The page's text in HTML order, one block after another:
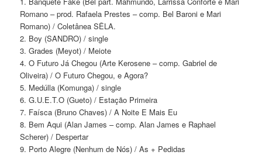
Romano – prod. Rafaela Prestes – comp. Bel Baroni e Mari
Romano) / Coletânea SÊLA.
2. Boy (SANDRO) / single
3. Grades (Meyot) / Meiote
4. O Futuro Já Chegou (Arte Kerosene – comp. Gabriel de
Oliveira) / O Futuro Chegou, e Agora?
5. Medúlla (Komunga) / single
6. G.U.E.T.O (Gueto) / Estação Primeira
7. Faísca (Bruno Chaves) / A Noite E Mais Eu
8. Bem Aqui (Alan James – comp. Alan James e Raphael
Scherer) / Despertar
9. Porto Alegre (Nenhum de Nós) / As + Pedidas